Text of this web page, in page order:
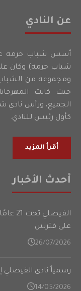
عن النادي
شباب حرمه) وكان
ومجموعة من الشباب
حيث كانت
الجميع، ورأس نادي
كأول رئيس للنادي.
أقرأ المزيد
أحدث الأخبار
على فترتين
26/07/2026
رسمياً نادي الفيصلي
14/05/2026